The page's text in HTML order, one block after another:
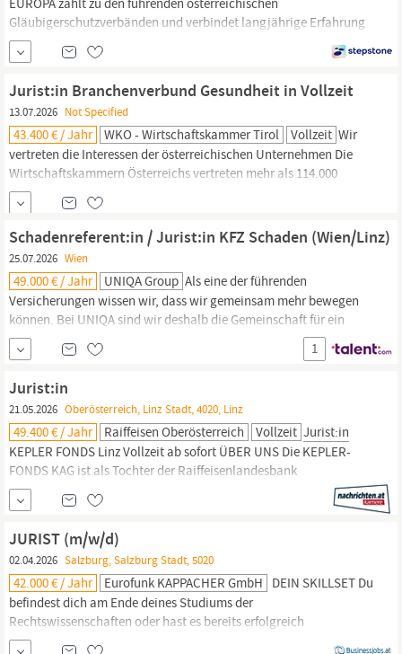
Gläubigerschutzverbänden und verbindet langjährige Erfahrung
mit moderner Dienstleistung. Wir betreuen unsere Mitglieder und
Mandant:innen erfolgreich in den Bereichen Insolvenz, Inkasso,
LINZ suchen wir einenJurist:in–
Jurist:in Branchenverbund Gesundheit in Vollzeit
13.07.2026 Not Specified
43.400 € / Jahr WKO - Wirtschaftskammer Tirol Vollzeit Wir
vertreten die Interessen der österreichischen Unternehmen Die
Wirtschaftskammern Österreichs vertreten mehr als 114.000
Mitgliedsbetriebe. Als starke Stimme der Unternehmen setzen wir
uns für eine zukunftsorientierte und wirtschaftsfreundliche Politik
ein, z.B. für Steuerentlastung, Bürokratie-Abbau, Förderungen.
Jurist:inBranchenverbund Gesundheit...
Schadenreferent:in / Jurist:in KFZ Schaden (Wien/Linz)
25.07.2026 Wien
49.000 € / Jahr UNIQA Group Als eine der führenden
Versicherungen wissen wir, dass wir gemeinsam mehr bewegen
können. Bei UNIQA sind wir deshalb die Gemeinschaft für ein
besseres Leben. Wir nutzen unsere individuellen Fähigkeiten, um
zusammen eine bessere Zukunft zu gestalten. Erzähle uns von
KFZ Schaden (Wien/Linz)...
1
Jurist:in
21.05.2026 Oberösterreich, Linz Stadt, 4020, Linz
49.400 € / Jahr Raiffeisen Oberösterreich Vollzeit Jurist:in
KEPLER FONDS Linz Vollzeit ab sofort ÜBER UNS Die KEPLER-
FONDS KAG ist als Tochter der Raiffeisenlandesbank
Oberösterreich AG eine der erfolgreichsten österreichischen
Kapitalanlagegesellschaften. Mit einem Fondsvolumen von über
18 Milliarden Euro belegt KEPLER Rang 3 unter den
Kapitalanlagegesellschaften in Österreich.
JURIST (m/w/d)
02.04.2026 Salzburg, Salzburg Stadt, 5020
42.000 € / Jahr Eurofunk KAPPACHER GmbH DEIN SKILLSET Du
befindest dich am Ende deines Studiums der
Rechtswissenschaften oder hast es bereits erfolgreich
abgeschlossen und verfügst idealerweise über erste